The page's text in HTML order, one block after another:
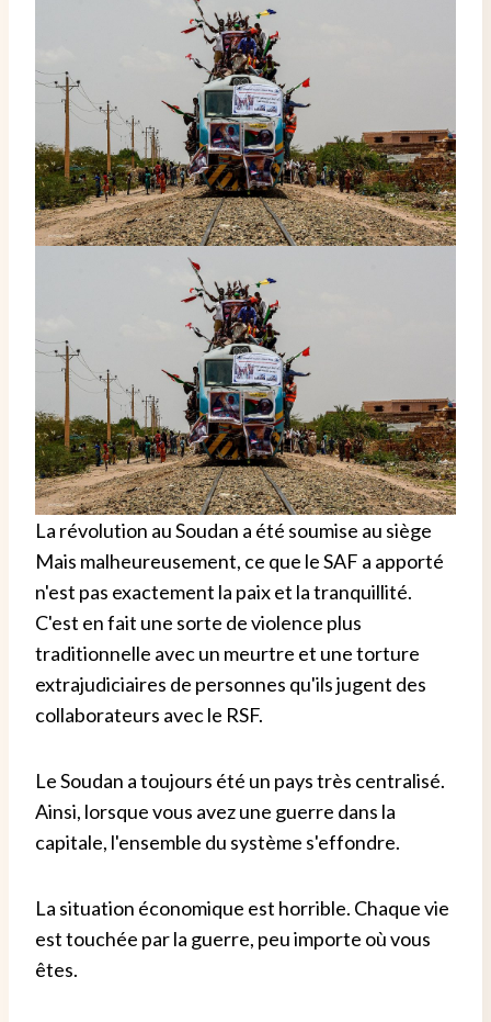
La révolution au Soudan a été soumise au siège
Mais malheureusement, ce que le SAF a apporté
n'est pas exactement la paix et la tranquillité.
C'est en fait une sorte de violence plus
traditionnelle avec un meurtre et une torture
extrajudiciaires de personnes qu'ils jugent des
collaborateurs avec le RSF.
Le Soudan a toujours été un pays très centralisé.
Ainsi, lorsque vous avez une guerre dans la
capitale, l'ensemble du système s'effondre.
La situation économique est horrible. Chaque vie
est touchée par la guerre, peu importe où vous
êtes.